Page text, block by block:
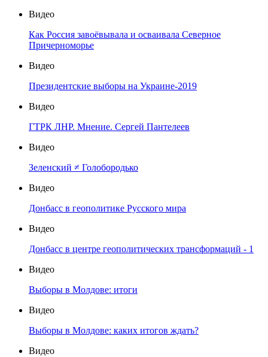
Видео
Как Россия завоёвывала и осваивала Северное
Причерноморье
Видео
Президентские выборы на Украине-2019
Видео
ГТРК ЛНР. Мнение. Сергей Пантелеев
Видео
Зеленский ≠ Голобородько
Видео
Донбасс в геополитике Русского мира
Видео
Донбасс в центре геополитических трансформаций - 1
Видео
Выборы в Молдове: итоги
Видео
Выборы в Молдове: каких итогов ждать?
Видео